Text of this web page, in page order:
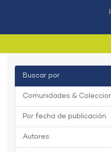
Buscar por
Comunidades &
Por fecha de publicación
Autores